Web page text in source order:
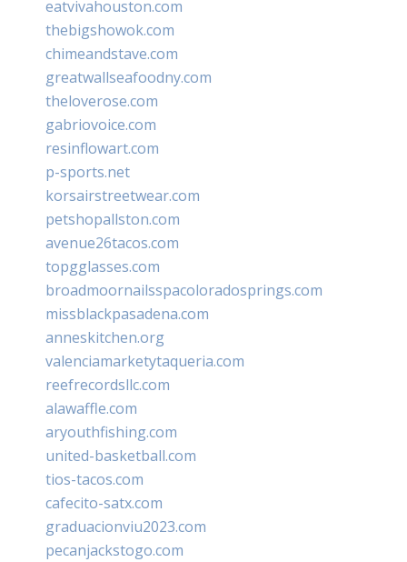
eatvivahouston.com
thebigshowok.com
chimeandstave.com
greatwallseafoodny.com
theloverose.com
gabriovoice.com
resinflowart.com
p-sports.net
korsairstreetwear.com
petshopallston.com
avenue26tacos.com
topgglasses.com
broadmoornailsspacoloradosprings.com
missblackpasadena.com
anneskitchen.org
valenciamarketytaqueria.com
reefrecordsllc.com
alawaffle.com
aryouthfishing.com
united-basketball.com
tios-tacos.com
cafecito-satx.com
graduacionviu2023.com
pecanjackstogo.com